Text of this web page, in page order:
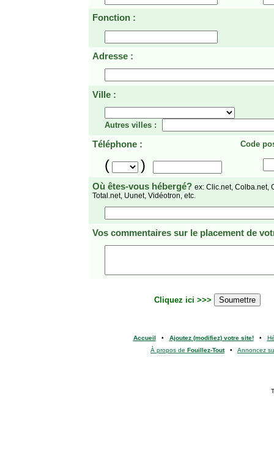
Fonction :
Adresse :
Ville :
Autres villes :
Téléphone : Code
( )
Où êtes-vous hébergé? ex: Clic.net, Colba.net,
Total.net, Uunet, Vidéotron, etc.
Vos commentaires sur le placement de
Cliquez ici >>>
Accueil • Ajoutez (modifiez) votre site!•
À propos de Fouillez-Tout• Annoncez